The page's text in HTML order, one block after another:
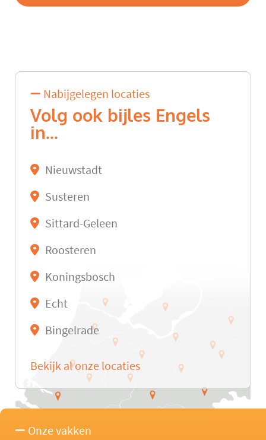
Nabijgelegen locaties
Volg ook bijles Engels
in...
Nieuwstadt
Susteren
Sittard-Geleen
Roosteren
Koningsbosch
Echt
Bingelrade
Bekijk al onze locaties
Onze vakken